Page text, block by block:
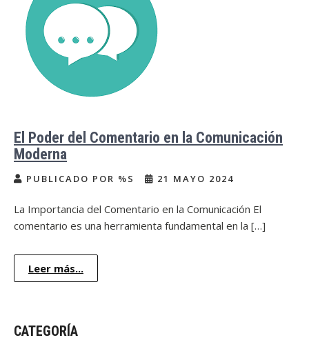
El Poder del Comentario en la Comunicación
Moderna
PUBLICADO POR %S 21 MAYO 2024
La Importancia del Comentario en la Comunicación El
comentario es una herramienta fundamental en la […]
Leer más...
CATEGORÍA